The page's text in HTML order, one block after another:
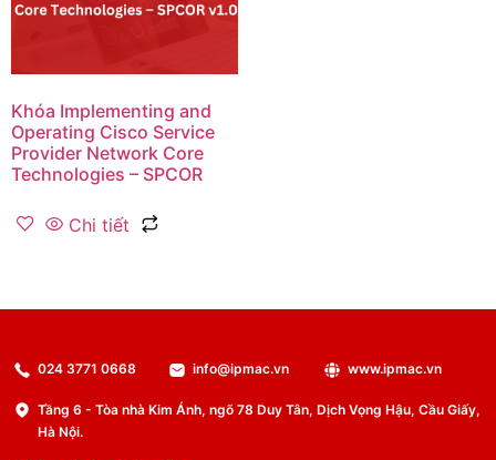
Khóa Implementing and
Operating Cisco Service
Provider Network Core
Technologies – SPCOR
Chi tiết
024 3771 0668 info@ipmac.vn www.ipmac.vn
Tầng 6 - Tòa nhà Kim Ánh, ngõ 78 Duy Tân, Dịch Vọng Hậu, Cầu Giấy,
Hà Nội.